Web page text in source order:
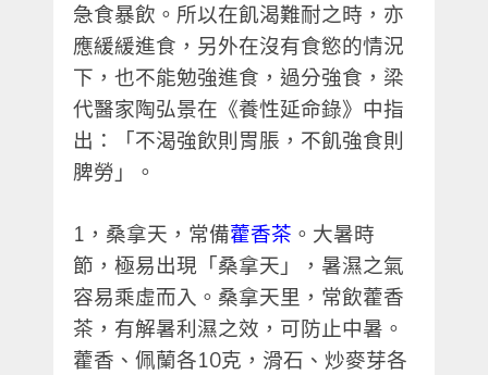
急食暴飲。所以在飢渴難耐之時，亦
應緩緩進食，另外在沒有食慾的情況
下，也不能勉強進食，過分強食，梁
代醫家陶弘景在《養性延命錄》中指
出：「不渴強飲則胃脹，不飢強食則
脾勞」。
1 ，桑拿天，常備藿香茶 。大暑時
節，極易出現「桑拿天」，暑濕之氣
容易乘虛而入。桑拿天里，常飲藿香
茶，有解暑利濕之效，可防止中暑。
藿香、佩蘭各10克，滑石、炒麥芽各